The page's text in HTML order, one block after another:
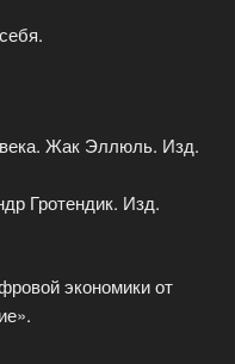
Жак Эллюль. Изд.
Гротендик. Изд.
экономики от